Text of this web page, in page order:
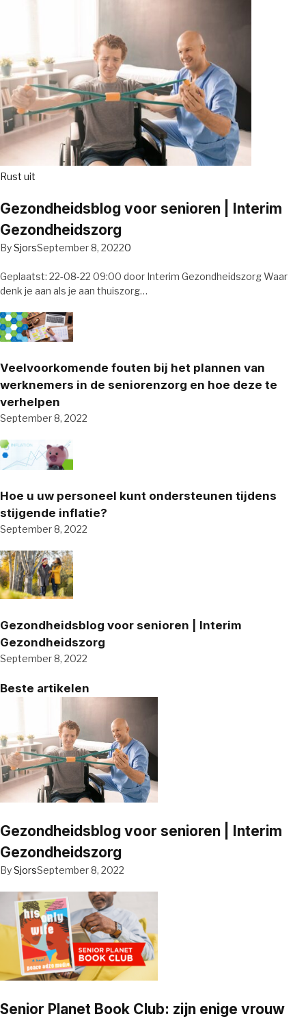
Rust uit
Gezondheidsblog voor senioren | Interim
Gezondheidszorg
BySjorsSeptember 8, 20220
Geplaatst: 22-08-22 09:00 door Interim Gezondheidszorg Waar
denk je aan als je aan thuiszorg…
Veelvoorkomende fouten bij het plannen van
werknemers in de seniorenzorg en hoe deze te
verhelpen
September 8, 2022
Hoe u uw personeel kunt ondersteunen tijdens
stijgende inflatie?
September 8, 2022
Gezondheidsblog voor senioren | Interim
Gezondheidszorg
September 8, 2022
Beste artikelen
Gezondheidsblog voor senioren | Interim
Gezondheidszorg
BySjorsSeptember 8, 2022
Senior Planet Book Club: zijn enige vrouw